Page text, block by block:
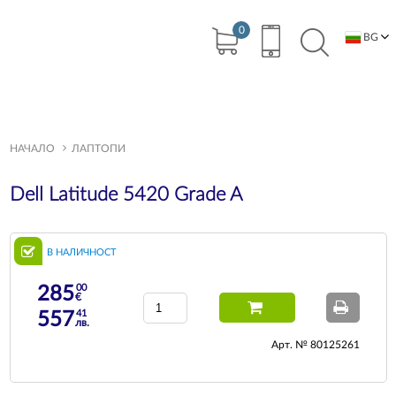
0
BG
НАЧАЛО ЛАПТОПИ
Dell Latitude 5420 Grade A
В НАЛИЧНОСТ
28500
€
55741
лв.
Арт. № 80125261